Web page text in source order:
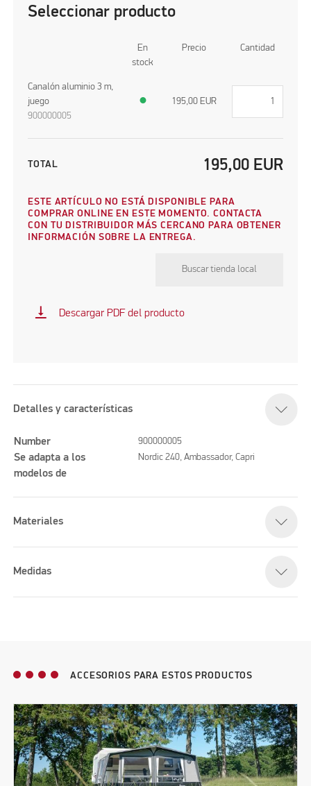
Seleccionar producto
En
stock
Precio Cantidad
Canalón aluminio 3 m,
juego
900000005
● 195,00 EUR
TOTAL 195,00 EUR
ESTE ARTÍCULO NO ESTÁ DISPONIBLE PARA
COMPRAR ONLINE EN ESTE MOMENTO. CONTACTA
CON TU DISTRIBUIDOR MÁS CERCANO PARA OBTENER
INFORMACIÓN SOBRE LA ENTREGA.
Buscar tienda local
vertical_align_bottom Descargar PDF del producto
Detalles y características
Number 900000005
Se adapta a los
modelos de
Nordic 240, Ambassador, Capri
Materiales
Medidas
ACCESORIOS PARA ESTOS PRODUCTOS